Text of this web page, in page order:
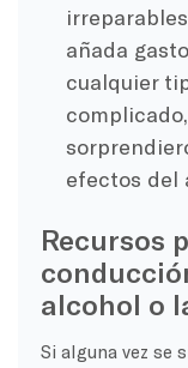
añada
cualquier
efectos del
Recursos
alcohol o
Si alguna vez se